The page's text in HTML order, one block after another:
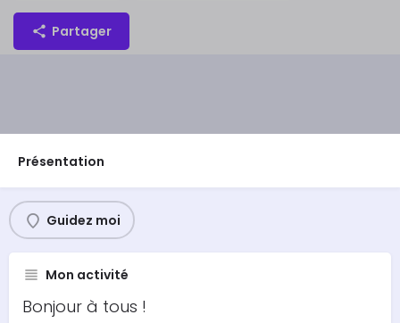
Partager
Présentation
Guidez moi
Mon activité
Bonjour à tous !